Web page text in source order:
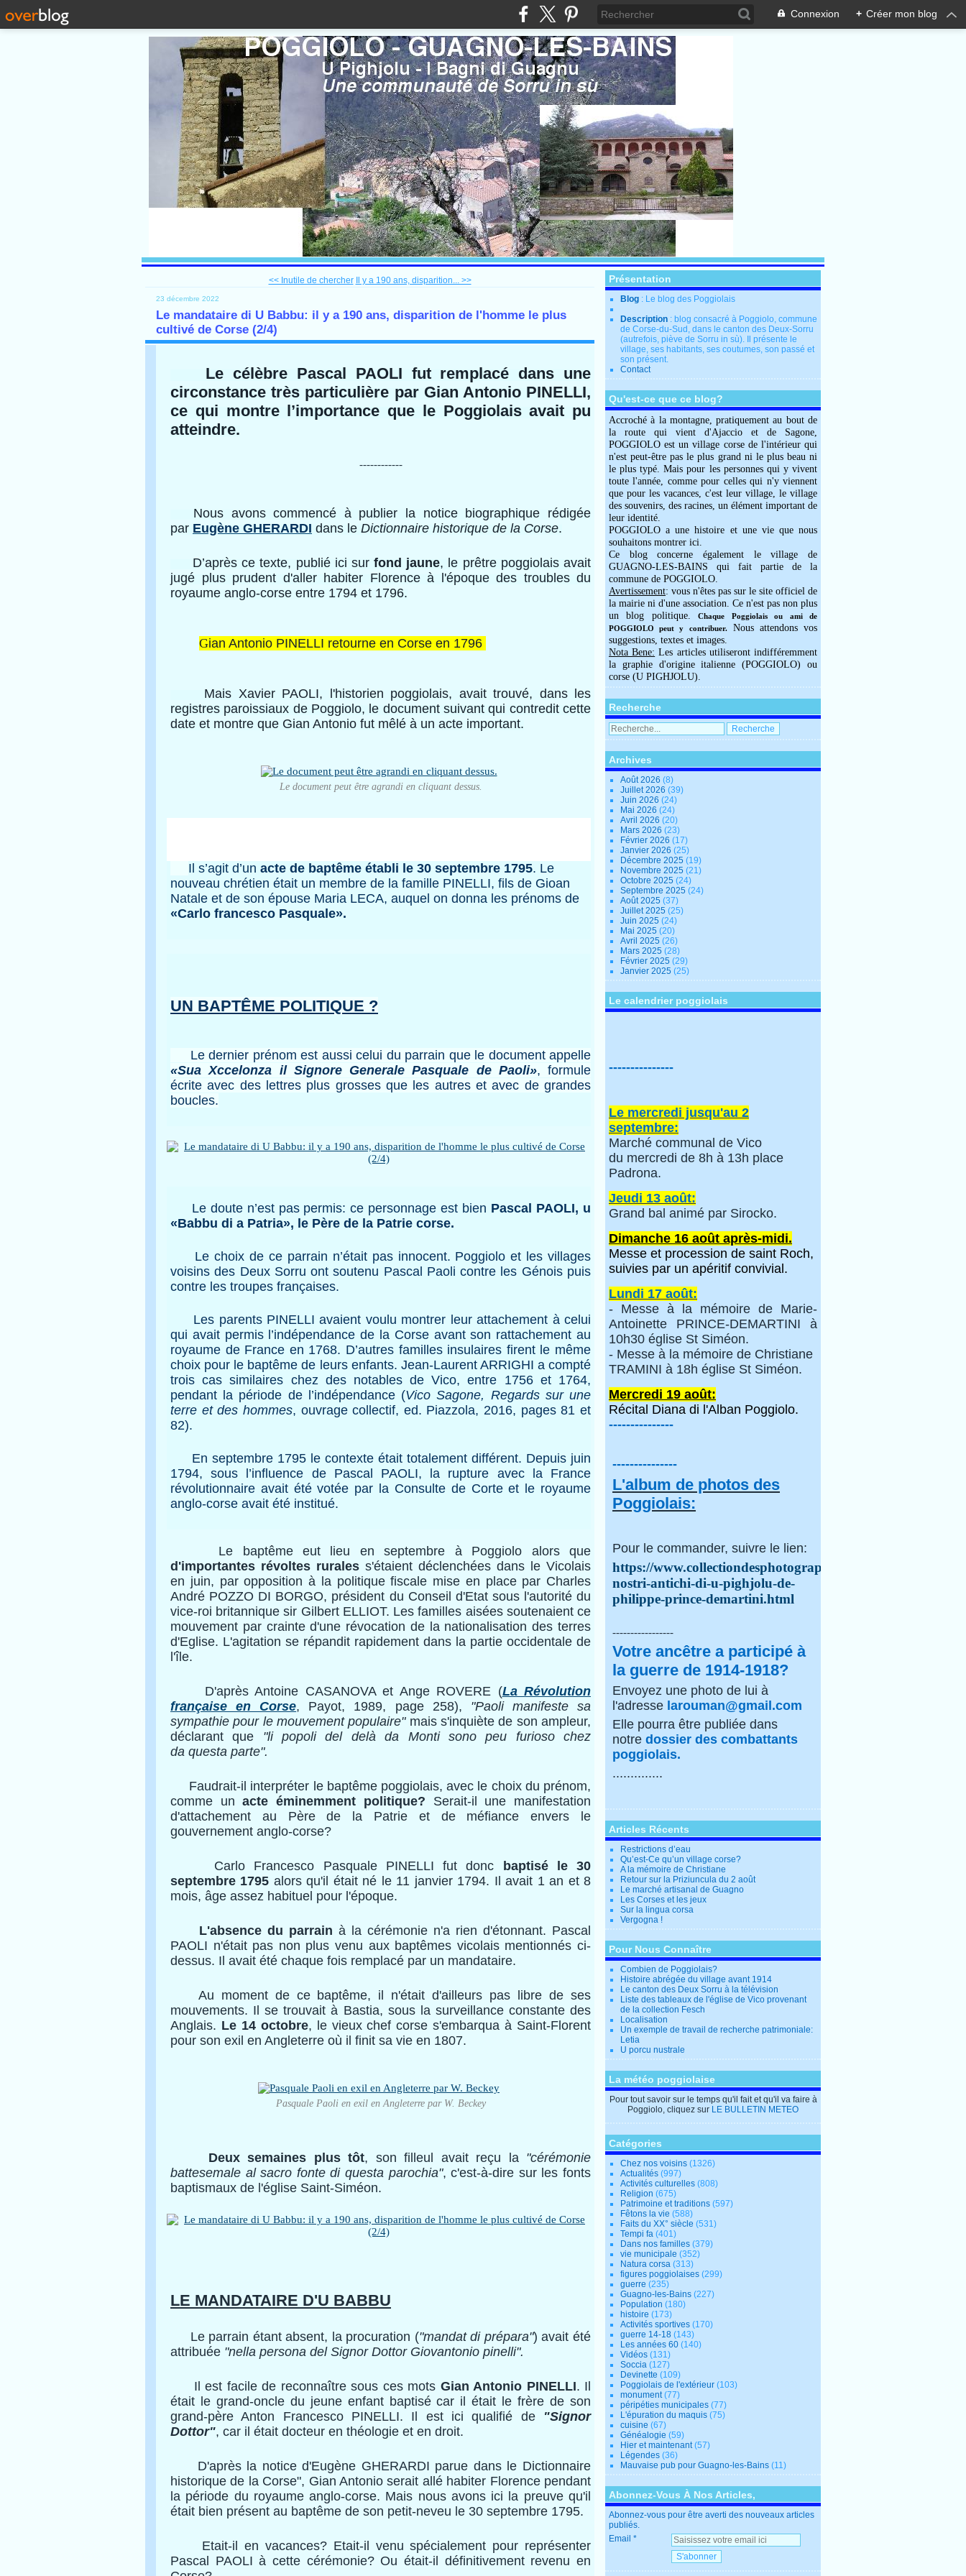
Connexion + Créer mon blog
<< Inutile de chercher Il y a 190 ans, disparition... >>
23 décembre 2022
Le mandataire di U Babbu: il y a 190 ans, disparition de l'homme le plus
cultivé de Corse (2/4)
Le célèbre Pascal PAOLI fut remplacé dans une
circonstance très particulière par Gian Antonio PINELLI,
ce qui montre l’importance que le Poggiolais avait pu
atteindre.
------------
Nous avons commencé à publier la notice biographique rédigée
par Eugène GHERARDI dans le Dictionnaire historique de la Corse.
D’après ce texte, publié ici surfond jaune, le prêtre poggiolais avait
jugé plus prudent d'aller habiter Florence à l'époque des troubles du
royaume anglo-corse entre 1794 et 1796.
Gian Antonio PINELLI retourne en Corse en 1796
Mais Xavier PAOLI, l'historien poggiolais, avait trouvé, dans les
registres paroissiaux de Poggiolo, le document suivant qui contredit cette
date et montre que Gian Antonio fut mêlé à un acte important.
Le document peut être agrandi en cliquant dessus.
Il s’agit d’un acte de baptême établi le 30 septembre 1795. Le
nouveau chrétien était un membre de la famille PINELLI, fils de Gioan
Natale et de son épouse Maria LECA, auquel on donna les prénoms de
«Carlo francesco Pasquale».
UN BAPTÊME POLITIQUE ?
Le dernier prénom est aussi celui du parrain que le document appelle
«Sua Xccelonza il Signore Generale Pasquale de Paoli», formule
écrite avec des lettres plus grosses que les autres et avec de grandes
boucles.
Le doute n’est pas permis: ce personnage est bien Pascal PAOLI, u
«Babbu di a Patria», le Père de la Patrie corse.
Le choix de ce parrain n’était pas innocent. Poggiolo et les villages
voisins des Deux Sorru ont soutenu Pascal Paoli contre les Génois puis
contre les troupes françaises.
Les parents PINELLI avaient voulu montrer leur attachement à celui
qui avait permis l’indépendance de la Corse avant son rattachement au
royaume de France en 1768. D’autres familles insulaires firent le même
choix pour le baptême de leurs enfants. Jean-Laurent ARRIGHI a compté
trois cas similaires chez des notables de Vico, entre 1756 et 1764,
pendant la période de l’indépendance (Vico Sagone, Regards sur une
terre et des hommes, ouvrage collectif, ed. Piazzola, 2016, pages 81 et
82).
En septembre 1795 le contexte était totalement différent. Depuis juin
1794, sous l’influence de Pascal PAOLI, la rupture avec la France
révolutionnaire avait été votée par la Consulte de Corte et le royaume
anglo-corse avait été institué.
Le baptême eut lieu en septembre à Poggiolo alors que
d'importantes révoltes rurales s'étaient déclenchées dans le Vicolais
en juin, par opposition à la politique fiscale mise en place par Charles
André POZZO DI BORGO, président du Conseil d'Etat sous l'autorité du
vice-roi britannique sir Gilbert ELLIOT. Les familles aisées soutenaient ce
mouvement par crainte d'une révocation de la nationalisation des terres
d'Eglise. L'agitation se répandit rapidement dans la partie occidentale de
l'île.
D'après Antoine CASANOVA et Ange ROVERE (La Révolution
française en Corse, Payot, 1989, page 258), "Paoli manifeste sa
sympathie pour le mouvement populaire"mais s'inquiète de son ampleur,
déclarant que "li popoli del delà da Monti sono peu furioso chez
da questa parte".
Faudrait-il interpréter le baptême poggiolais, avec le choix du prénom,
comme unacte éminemment politique? Serait-il une manifestation
d'attachement au Père de la Patrie et de méfiance envers le
gouvernement anglo-corse?
Carlo Francesco Pasquale PINELLI fut donc
baptisé le 30
septembre 1795 alors qu'il était né le 11 janvier 1794. Il avait 1 an et 8
mois, âge assez habituel pour l'époque.
L'absence du parrain à la cérémonie n'a rien d'étonnant. Pascal
PAOLI n'était pas non plus venu aux baptêmes vicolais mentionnés ci-
dessus. Il avait été chaque fois remplacé par un mandataire.
Au moment de ce baptême, il n'était d'ailleurs pas libre de ses
mouvements. Il se trouvait à Bastia, sous la surveillance constante des
Anglais. Le 14 octobre, le vieux chef corse s'embarqua à Saint-Florent
pour son exil en Angleterre où il finit sa vie en 1807.
Pasquale Paoli en exil en Angleterre par W. Beckey
Deux semaines plus tôt, son filleul avait reçu la "cérémonie
battesemale al sacro fonte di questa parochia", c'est-à-dire sur les fonts
baptismaux de l'église Saint-Siméon.
LE MANDATAIRE D'U BABBU
Le parrain étant absent, la procuration ("mandat di prépara") avait été
attribuée "nella persona del Signor Dottor Giovantonio pinelli".
Il est facile de reconnaître sous ces mots Gian Antonio PINELLI. Il
était le grand-oncle du jeune enfant baptisé car il était le frère de son
grand-père Anton Francesco PINELLI. Il est ici qualifié de "Signor
Dottor", car il était docteur en théologie et en droit.
D'après la notice d'Eugène GHERARDI parue dans le Dictionnaire
historique de la Corse", Gian Antonio serait allé habiter Florence pendant
la période du royaume anglo-corse. Mais nous avons ici la preuve qu'il
était bien présent au baptême de son petit-neveu le 30 septembre 1795.
Etait-il en vacances? Etait-il venu spécialement pour représenter
Pascal PAOLI à cette cérémonie? Ou était-il définitivement revenu en
Présentation
Blog : Le blog des Poggiolais
Description : blog consacré à Poggiolo, commune
de Corse-du-Sud, dans le canton des Deux-Sorru
(autrefois, piève de Sorru in sù). Il présente le
village, ses habitants, ses coutumes, son passé et
son présent.
Contact
Qu'est-ce que ce blog?
Accroché à la montagne, pratiquement au bout de
la route qui vient d'Ajaccio et de Sagone,
POGGIOLO est un village corse de l'intérieur qui
n'est peut-être pas le plus grand ni le plus beau ni
le plus typé. Mais pour les personnes qui y vivent
toute l'année, comme pour celles qui n'y viennent
que pour les vacances, c'est leur village, le village
des souvenirs, des racines, un élément important de
leur identité.
POGGIOLO a une histoire et une vie que nous
souhaitons montrer ici.
Ce blog concerne également le village de
GUAGNO-LES-BAINS qui fait partie de la
commune de POGGIOLO.
Avertissement: vous n'êtes pas sur le site officiel de
la mairie ni d'une association. Ce n'est pas non plus
un blog politique.Chaque Poggiolais ou ami de
POGGIOLO peut y contribuer.Nous attendons vos
suggestions, textes et images.
Nota Bene: Les articles utiliseront indifféremment
la graphie d'origine italienne (POGGIOLO) ou
corse (U PIGHJOLU).
Recherche
Archives
Août 2026 (8)
Juillet 2026 (39)
Juin 2026 (24)
Mai 2026 (24)
Avril 2026 (20)
Mars 2026 (23)
Février 2026 (17)
Janvier 2026 (25)
Décembre 2025 (19)
Novembre 2025 (21)
Octobre 2025 (24)
Septembre 2025 (24)
Août 2025 (37)
Juillet 2025 (25)
Juin 2025 (24)
Mai 2025 (20)
Avril 2025 (26)
Mars 2025 (28)
Février 2025 (29)
Janvier 2025 (25)
Le calendrier poggiolais
---------------
Le mercredi jusqu'au 2
septembre:
Marché communal de Vico
du mercredi de 8h à 13h place
Padrona.
Jeudi 13 août:
Grand bal animé par Sirocko.
Dimanche 16 août après-midi.
Messe et procession de saint Roch,
suivies par un apéritif convivial.
Lundi 17 août:
- Messe à la mémoire de Marie-
Antoinette PRINCE-DEMARTINI à
10h30 église St Siméon.
- Messe à la mémoire de Christiane
TRAMINI à 18h église St Siméon.
Mercredi 19 août:
Récital Diana di l'Alban Poggiolo.
---------------
---------------
L'album de photos des
Poggiolais:
Pour le commander, suivre le lien:
https://www.collectiondesphotographes.com/i-
nostri-antichi-di-u-pighjolu-de-
philippe-prince-demartini.html
-----------------
Votre ancêtre a participé à
la guerre de 1914-1918?
Envoyez une photo de lui à
l'adresse larouman@gmail.com
Elle pourra être publiée dans
notre dossier des combattants
poggiolais.
..............
Articles Récents
Restrictions d’eau
Qu’est-Ce qu’un village corse?
A la mémoire de Christiane
Retour sur la Priziuncula du 2 août
Le marché artisanal de Guagno
Les Corses et les jeux
Sur la lingua corsa
Vergogna !
Pour Nous Connaître
Combien de Poggiolais?
Histoire abrégée du village avant 1914
Le canton des Deux Sorru à la télévision
Liste des tableaux de l'église de Vico provenant
de la collection Fesch
Localisation
Un exemple de travail de recherche patrimoniale:
Letia
U porcu nustrale
La météo poggiolaise
Pour tout savoir sur le temps qu'il fait et qu'il va faire à
Poggiolo, cliquez sur LE BULLETIN METEO
Catégories
Chez nos voisins (1326)
Actualités (997)
Activités culturelles (808)
Religion (675)
Patrimoine et traditions (597)
Fêtons la vie (588)
Faits du XX° siècle (531)
Tempi fa (401)
Dans nos familles (379)
vie municipale (352)
Natura corsa (313)
figures poggiolaises (299)
guerre (235)
Guagno-les-Bains (227)
Population (180)
histoire (173)
Activités sportives (170)
guerre 14-18 (143)
Les années 60 (140)
Vidéos (131)
Soccia (127)
Devinette (109)
Poggiolais de l'extérieur (103)
monument(77)
péripéties municipales (77)
L'épuration du maquis (75)
cuisine (67)
Généalogie (59)
Hier et maintenant(57)
Légendes (36)
Mauvaise pub pour Guagno-les-Bains (11)
Abonnez-Vous À Nos Articles,
Abonnez-vous pour être averti des nouveaux articles
publiés.
Email